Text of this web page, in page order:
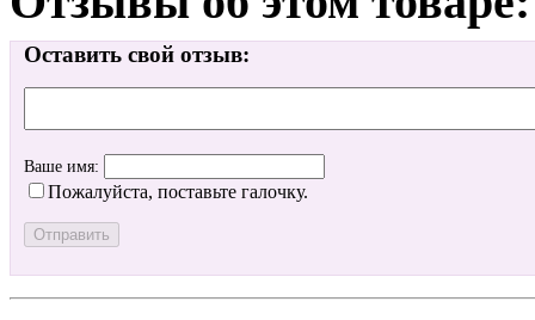
Оставить свой отзыв:
Ваше имя:
Пожалуйста, поставьте галочку.